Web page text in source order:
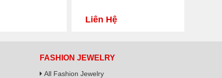
Liên Hệ
FASHION JEWELRY
All Fashion Jewelry